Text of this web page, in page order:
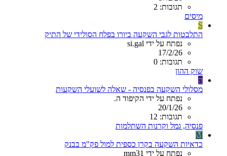
תגובות: 2
מיסים
S
התלבטות לגבי השקעה ביורו בפלח הסולידי של התיק
נפתח על ידי si.gal
17/2/26
תגובות: 0
שוק ההון
ה
מסלולי השקעה בפנסיה - שאלה לשועלי השקעות
נפתח על ידי הקיפוד ה.
20/1/26
תגובות: 12
פנסיה, גמל וקרנות השתלמות
M
כדאיות השקעה בקרן כספית למול פק"מ בבנק
נפתח על ידי mm31